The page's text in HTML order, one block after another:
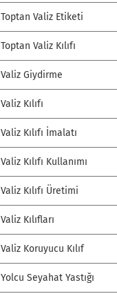
Toptan Valiz Etiketi
Toptan Valiz Kılıfı
Valiz Giydirme
Valiz Kılıfı
Valiz Kılıfı İmalatı
Valiz Kılıfı Kullanımı
Valiz Kılıfı Üretimi
Valiz Kılıfları
Valiz Koruyucu Kılıf
Yolcu Seyahat Yastığı